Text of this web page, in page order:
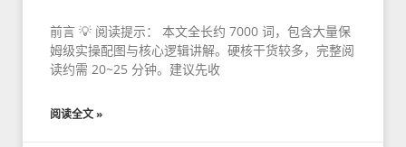
前言 💡 阅读提示： 本文全长约 7000 词，包含大量保
姆级实操配图与核心逻辑讲解。硬核干货较多，完整阅
读约需 20~25 分钟。建议先收
阅读全文 »